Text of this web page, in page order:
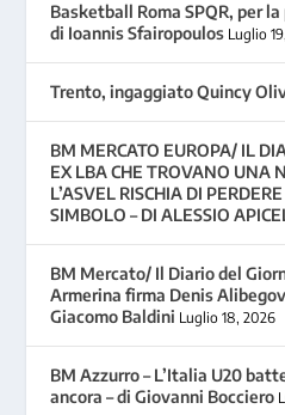
Basketball Roma SPQR, per
di Ioannis Sfairopoulos Luglio
Trento, ingaggiato Quincy
BM MERCATO EUROPA/ IL
EX LBA CHE TROVANO UNA
L’ASVEL RISCHIA DI
SIMBOLO – DI ALESSIO
BM Mercato/ Il Diario del
Armerina firma Denis
Giacomo Baldini Luglio 18, 2026
BM Azzurro – L’Italia U20
ancora – di Giovanni Bocciero